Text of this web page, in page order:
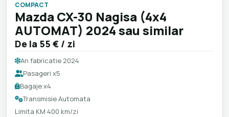
COMPACT
Mazda CX-30 Nagisa (4x4
AUTOMAT) 2024 sau similar
De la 55 € / zi
An fabricatie 2024
Pasageri x5
Bagaje x4
Transmisie Automata
Limita KM 400 km/zi